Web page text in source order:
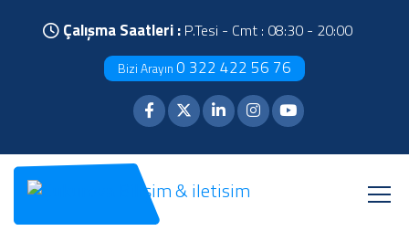
Çalışma Saatleri : P.Tesi - Cmt : 08:30 - 20:00
Bizi Arayın 0 322 422 56 76